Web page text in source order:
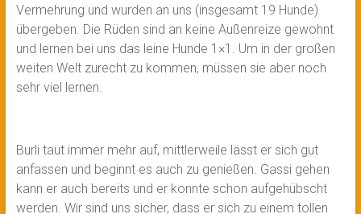
Vermehrung und wurden an uns (insgesamt 19 Hunde)
übergeben. Die Rüden sind an keine Außenreize gewohnt
und lernen bei uns das leine Hunde 1×1. Um in der großen
weiten Welt zurecht zu kommen, müssen sie aber noch
sehr viel lernen.
Burli taut immer mehr auf, mittlerweile lässt er sich gut
anfassen und beginnt es auch zu genießen. Gassi gehen
kann er auch bereits und er konnte schon aufgehübscht
werden. Wir sind uns sicher, dass er sich zu einem tollen